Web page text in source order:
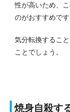
性が高いため、
のがおすすめです
気分転換するこ
ことでしょう。
焼身自殺す